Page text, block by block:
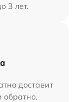
3 лет.
доставит
обратно.